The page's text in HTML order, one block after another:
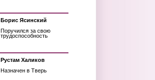
Борис Ясинский
Поручился за свою
трудоспособность
Рустам Халиков
Назначен в Тверь